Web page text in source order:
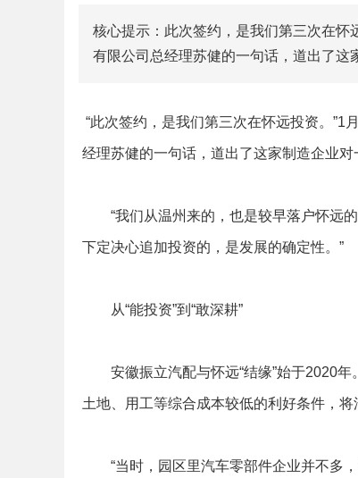
核心提示：此次签约，是我们第三次在
有限公司总经理苏健的一句话，道出了
“此次签约，是我们第三次在怀远投资。
经理苏健的一句话，道出了这家制造企业对
“我们从温州来的，也是较早落户怀远的
下定决心追加投资的，是发展的确定性。”
从“能投资”到“敢深耕”
安徽振立汽配与怀远“结缘”始于2020年
土地、用工等综合成本较低的利好条件，将
“当时，园区里汽车零部件企业并不多，